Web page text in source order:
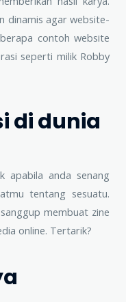
dinamis agar website-
contoh website
seperti milik Robby
di dunia
apabila anda senang
tentang sesuatu.
membuat zine
online. Tertarik?